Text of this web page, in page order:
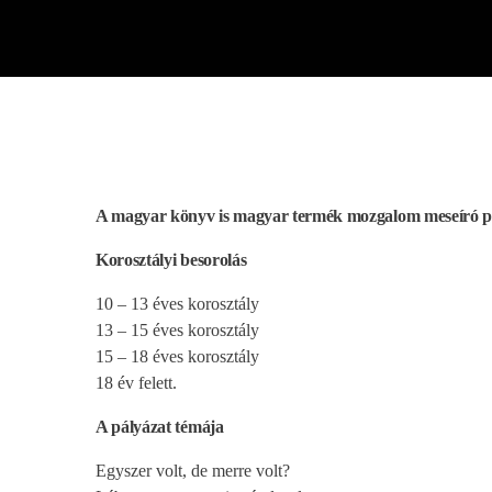
A magyar könyv is magyar termék mozgalom meseíró
Korosztályi besorolás
10 – 13 éves korosztály
13 – 15 éves korosztály
15 – 18 éves korosztály
18 év felett.
A pályázat témája
Egyszer volt, de merre volt?